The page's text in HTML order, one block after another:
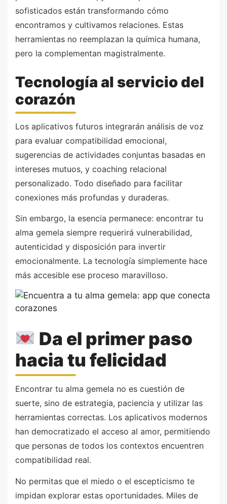
sofisticados están transformando cómo
encontramos y cultivamos relaciones. Estas
herramientas no reemplazan la química humana,
pero la complementan magistralmente.
Tecnología al servicio del
corazón
Los aplicativos futuros integrarán análisis de voz
para evaluar compatibilidad emocional,
sugerencias de actividades conjuntas basadas en
intereses mutuos, y coaching relacional
personalizado. Todo diseñado para facilitar
conexiones más profundas y duraderas.
Sin embargo, la esencia permanece: encontrar tu
alma gemela siempre requerirá vulnerabilidad,
autenticidad y disposición para invertir
emocionalmente. La tecnología simplemente hace
más accesible ese proceso maravilloso.
Da el primer paso
hacia tu felicidad
Encontrar tu alma gemela no es cuestión de
suerte, sino de estrategia, paciencia y utilizar las
herramientas correctas. Los aplicativos modernos
han democratizado el acceso al amor, permitiendo
que personas de todos los contextos encuentren
compatibilidad real.
No permitas que el miedo o el escepticismo te
impidan explorar estas oportunidades. Miles de